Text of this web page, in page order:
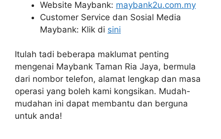
Website Maybank: maybank2u.com.my
Customer Service dan Sosial Media
Maybank: Klik di sini
Itulah tadi beberapa maklumat penting
mengenai Maybank Taman Ria Jaya, bermula
dari nombor telefon, alamat lengkap dan masa
operasi yang boleh kami kongsikan. Mudah-
mudahan ini dapat membantu dan berguna
untuk anda!